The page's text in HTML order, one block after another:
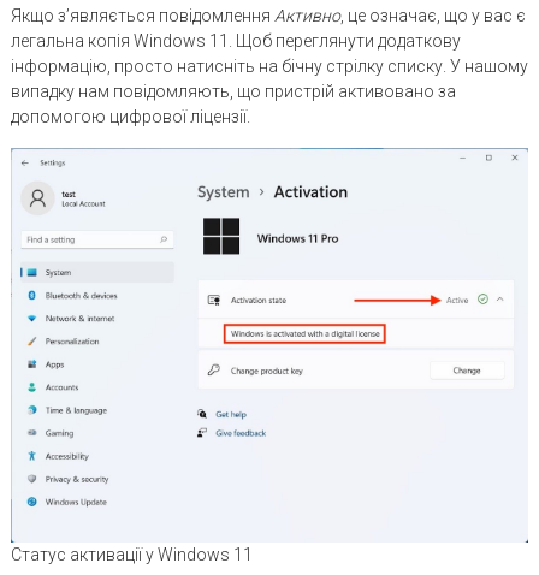
Якщо з’являється повідомлення Активно, це означає, що у вас є
легальна копія Windows 11. Щоб переглянути додаткову
інформацію, просто натисніть на бічну стрілку списку. У нашому
випадку нам повідомляють, що пристрій активовано за
допомогою цифрової ліцензії.
Статус активації у Windows 11